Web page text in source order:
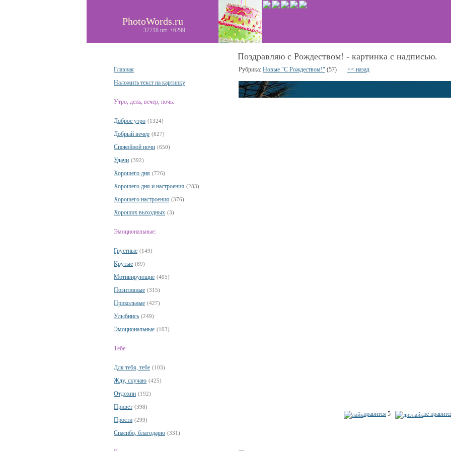
PhotoWords.ru
37718 шт. +6299
Главная
Наложить текст на картинку
Утро, день, вечер, ночь:
Доброе утро (1324)
Добрый вечер (627)
Спокойной ночи (650)
Удачи (392)
Хорошего дня (726)
Хорошего дня и настроения (283)
Хорошего настроения (376)
Хороших выходных (3)
Эмоциональные:
Грустные (149)
Крутые (89)
Мотивирующие (405)
Позитивные (315)
Прикольные (427)
Улыбнись (249)
Эмоциональные (103)
Тебе:
Для тебя, тебе (103)
Жду, скучаю (425)
Отдохни (192)
Привет (398)
Прости (299)
Спасибо, благодарю (331)
Поздравляю с Рождеством! - картинка с надписью.
Рубрика: Новые "С Рождеством!" (57) << назад
нравится 5 не